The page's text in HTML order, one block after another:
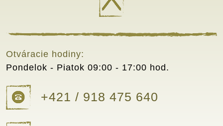
+421 / 918 475 640
Otváracie hodiny:
Pondelok - Piatok 09:00 - 17:00 hod.